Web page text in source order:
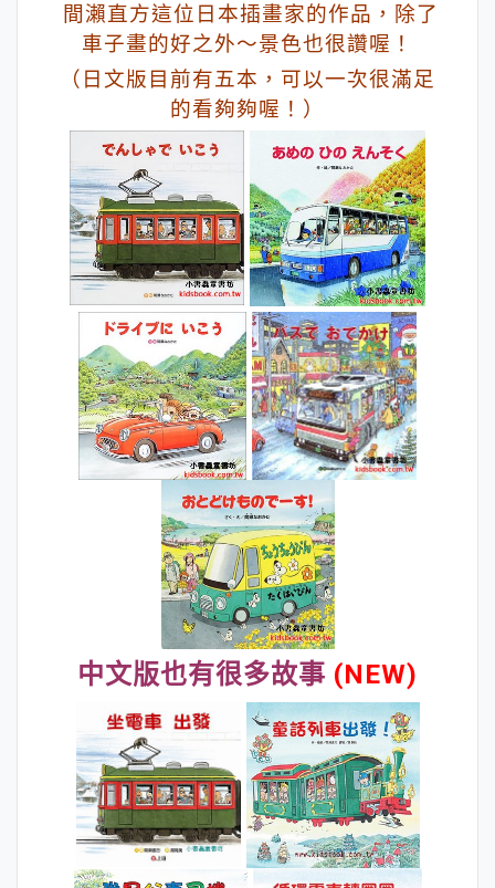
間瀨直方這位日本插畫家的作品，除了
車子畫的好之外～景色也很讚喔！
（日文版目前有五本，可以一次很滿足
的看夠夠喔！）
中文版也有很多故事 (NEW)